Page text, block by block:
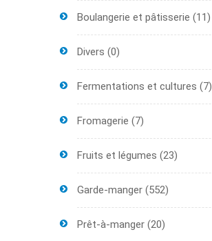
Boulangerie et pâtisserie (11)
Divers (0)
Fermentations et cultures (7)
Fromagerie (7)
Fruits et légumes (23)
Garde-manger (552)
Prêt-à-manger (20)